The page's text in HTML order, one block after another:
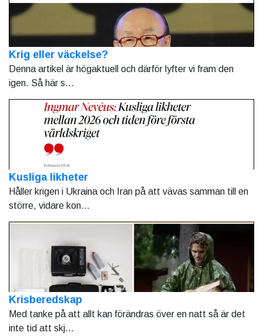
Krig eller väckelse?
Denna artikel är högaktuell och därför lyfter vi fram den
igen. Så här s...
Kusliga likheter
Håller krigen i Ukraina och Iran på att vävas samman till en
större, vidare kon...
Krisberedskap
Med tanke på att allt kan förändras över en natt så är det
inte tid att skj...